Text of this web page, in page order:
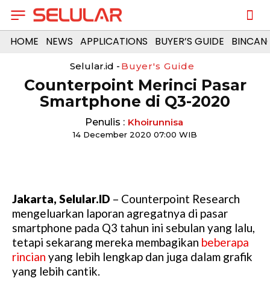
HOME NEWS APPLICATIONS BUYER’S GUIDE
Selular.id - Buyer's Guide
Counterpoint Merinci Pasar
Smartphone di Q3-2020
Penulis : Khoirunnisa
14 December 2020 07:00 WIB
Jakarta, Selular.ID – Counterpoint Research
mengeluarkan laporan agregatnya di pasar
smartphone pada Q3 tahun ini sebulan yang lalu,
tetapi sekarang mereka membagikan beberapa
rincian yang lebih lengkap dan juga dalam grafik
yang lebih cantik.